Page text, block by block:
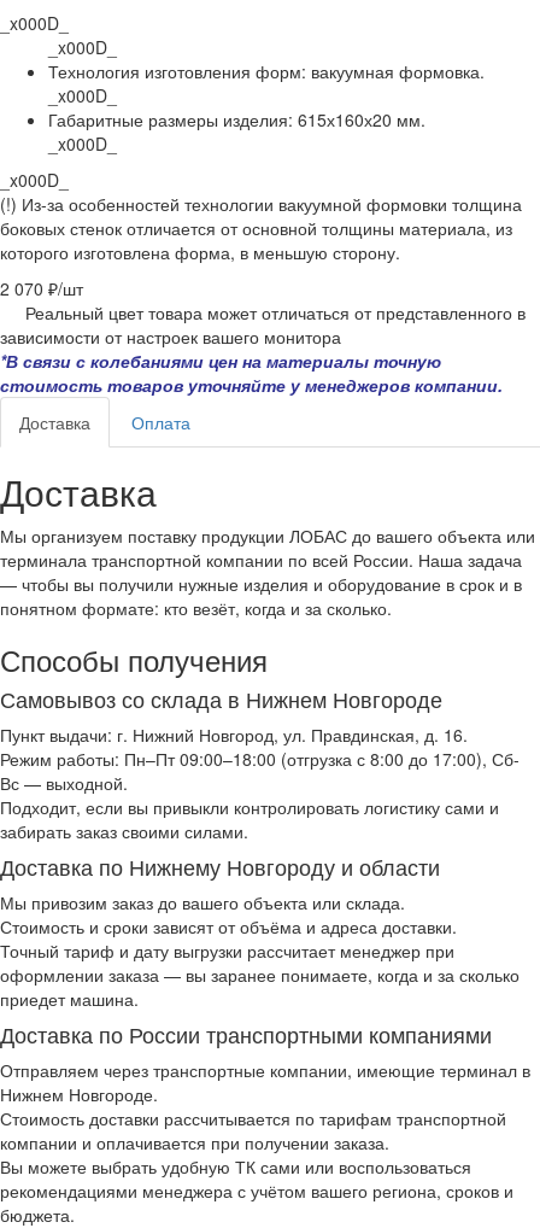
_x000D_
_x000D_
Технология изготовления форм: вакуумная формовка.
_x000D_
Габаритные размеры изделия: 615х160х20 мм.
_x000D_
_x000D_
(!) Из-за особенностей технологии вакуумной формовки толщина
боковых стенок отличается от основной толщины материала, из
которого изготовлена форма, в меньшую сторону.
2 070 ₽/шт
Реальный цвет товара может отличаться от представленного в
зависимости от настроек вашего монитора
*В связи с колебаниями цен на материалы точную
стоимость товаров уточняйте у менеджеров компании.
Доставка
Оплата
Доставка
Мы организуем поставку продукции ЛОБАС до вашего объекта или
терминала транспортной компании по всей России. Наша задача
— чтобы вы получили нужные изделия и оборудование в срок и в
понятном формате: кто везёт, когда и за сколько.
Способы получения
Самовывоз со склада в Нижнем Новгороде
Пункт выдачи: г. Нижний Новгород, ул. Правдинская, д. 16.
Режим работы: Пн–Пт 09:00–18:00 (отгрузка с 8:00 до 17:00), Сб-
Вс — выходной.
Подходит, если вы привыкли контролировать логистику сами и
забирать заказ своими силами.
Доставка по Нижнему Новгороду и области
Мы привозим заказ до вашего объекта или склада.
Стоимость и сроки зависят от объёма и адреса доставки.
Точный тариф и дату выгрузки рассчитает менеджер при
оформлении заказа — вы заранее понимаете, когда и за сколько
приедет машина.
Доставка по России транспортными компаниями
Отправляем через транспортные компании, имеющие терминал в
Нижнем Новгороде.
Стоимость доставки рассчитывается по тарифам транспортной
компании и оплачивается при получении заказа.
Вы можете выбрать удобную ТК сами или воспользоваться
рекомендациями менеджера с учётом вашего региона, сроков и
бюджета.